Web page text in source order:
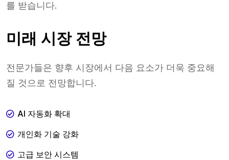
를 받습니다.
미래 시장 전망
전문가들은 향후 시장에서 다음 요소가 더욱 중요해
질 것으로 전망합니다.
AI 자동화 확대
개인화 기술 강화
고급 보안 시스템